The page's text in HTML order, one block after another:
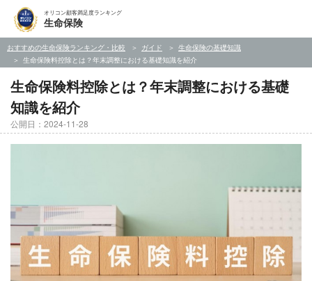
オリコン顧客満足度ランキング
生命保険
おすすめの生命保険ランキング・比較 ガイド
生命保険の基礎知識
生命保険料控除とは？年末調整における基礎知識を紹介
生命保険料控除とは？年末調整における基礎
知識を紹介
公開日：2024-11-28